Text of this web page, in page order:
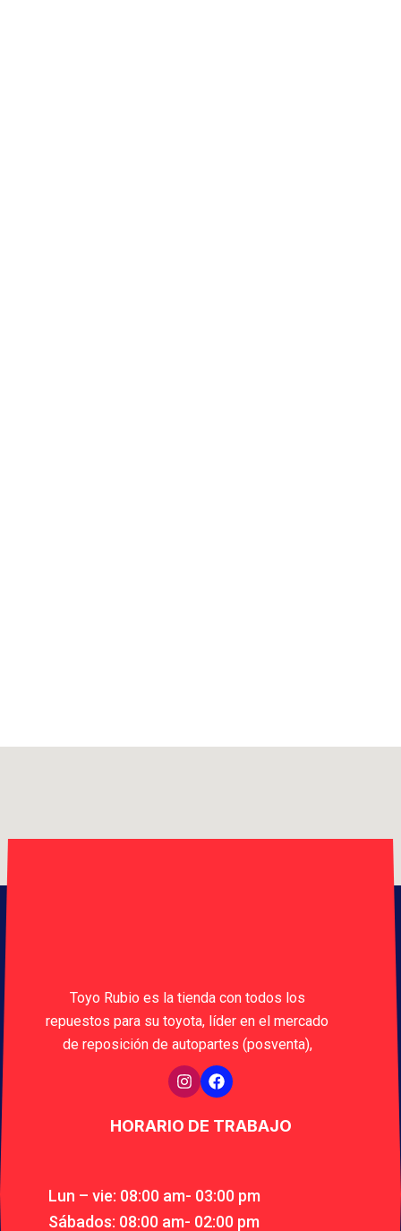
Toyo Rubio es la tienda con todos los
repuestos para su toyota, líder en el mercado
de reposición de autopartes (posventa),
HORARIO DE TRABAJO
Lun – vie: 08:00 am- 03:00 pm
Sábados: 08:00 am- 02:00 pm